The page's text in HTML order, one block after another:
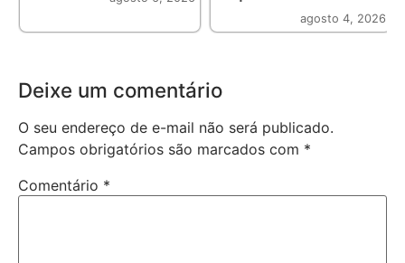
agosto 4, 2026
Deixe um comentário
O seu endereço de e-mail não será publicado.
Campos obrigatórios são marcados com *
Comentário *